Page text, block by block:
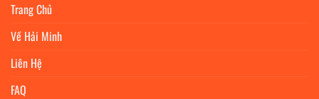
Trang Chủ
Về Hải Minh
Liên Hệ
FAQ